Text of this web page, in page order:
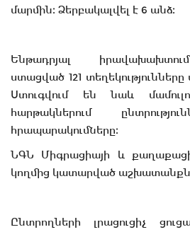
մարմին։ Ձերբակալվել է 6 անձ։
Ենթադրյալ
ստացված 121 տեղեկությունները
Ստուգվում են նաև
հարթակներում
հրապարակումները։
ՆԳՆ Միգրացիայի և
կողմից կատարված
Ընտրողների լրացուցիչ